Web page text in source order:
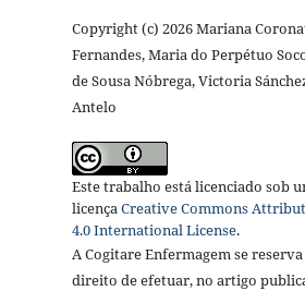
Copyright (c) 2026 Mariana
Fernandes, Maria do Perpétuo
de Sousa Nóbrega, Victoria
Antelo
Este trabalho está licenciado sob
licençaCreative Commons
4.0 International License.
A Cogitare Enfermagem se
direito de efetuar, no artigo